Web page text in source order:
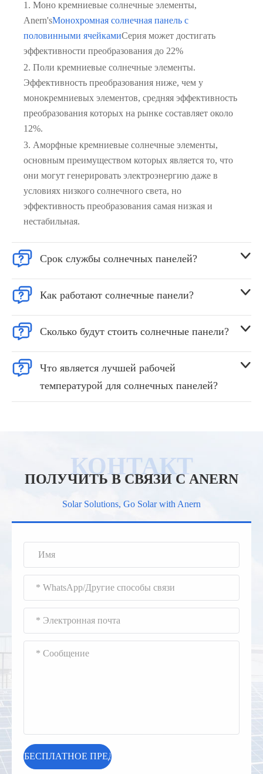
1. Моно кремниевые солнечные элементы,
Anern'sМонохромная солнечная панель с
половинными ячейкамиСерия может достигать
эффективности преобразования до 22%
2. Поли кремниевые солнечные элементы.
Эффективность преобразования ниже, чем у
монокремниевых элементов, средняя эффективность
преобразования которых на рынке составляет около
12%.
3. Аморфные кремниевые солнечные элементы,
основным преимуществом которых является то, что
они могут генерировать электроэнергию даже в
условиях низкого солнечного света, но
эффективность преобразования самая низкая и
нестабильная.
 Срок службы солнечных панелей? 
 Как работают солнечные панели? 
 Сколько будут стоить солнечные панели? 

Что является лучшей рабочей
температурой для солнечных панелей?

ПОЛУЧИТЬ В СВЯЗИ С ANERN
Solar Solutions, Go Solar with Anern